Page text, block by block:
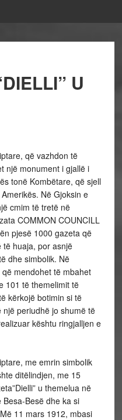
U
që vazhdon të
një monument i gjallë i
tonë Kombëtare, që sjell
Në Gjoksin e
cmim të tretë në
COMMON COUNCILL
pjesë 1000 gazeta që
të huaja, por asnjë
dhe simbolik. Në
mendohet të mbahet
101 të themelimit të
kërkojë botimin si të
periudhë jo shumë të
kështu ringjalljen e
me emrin simbolik
ditëlindjen, me 15
u themelua në
Besë dhe ka si
11 mars 1912, mbasi